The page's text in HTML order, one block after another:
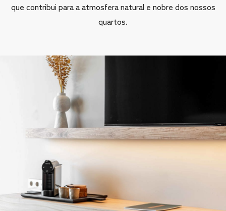
que contribui para a atmosfera natural e nobre dos nossos
quartos.